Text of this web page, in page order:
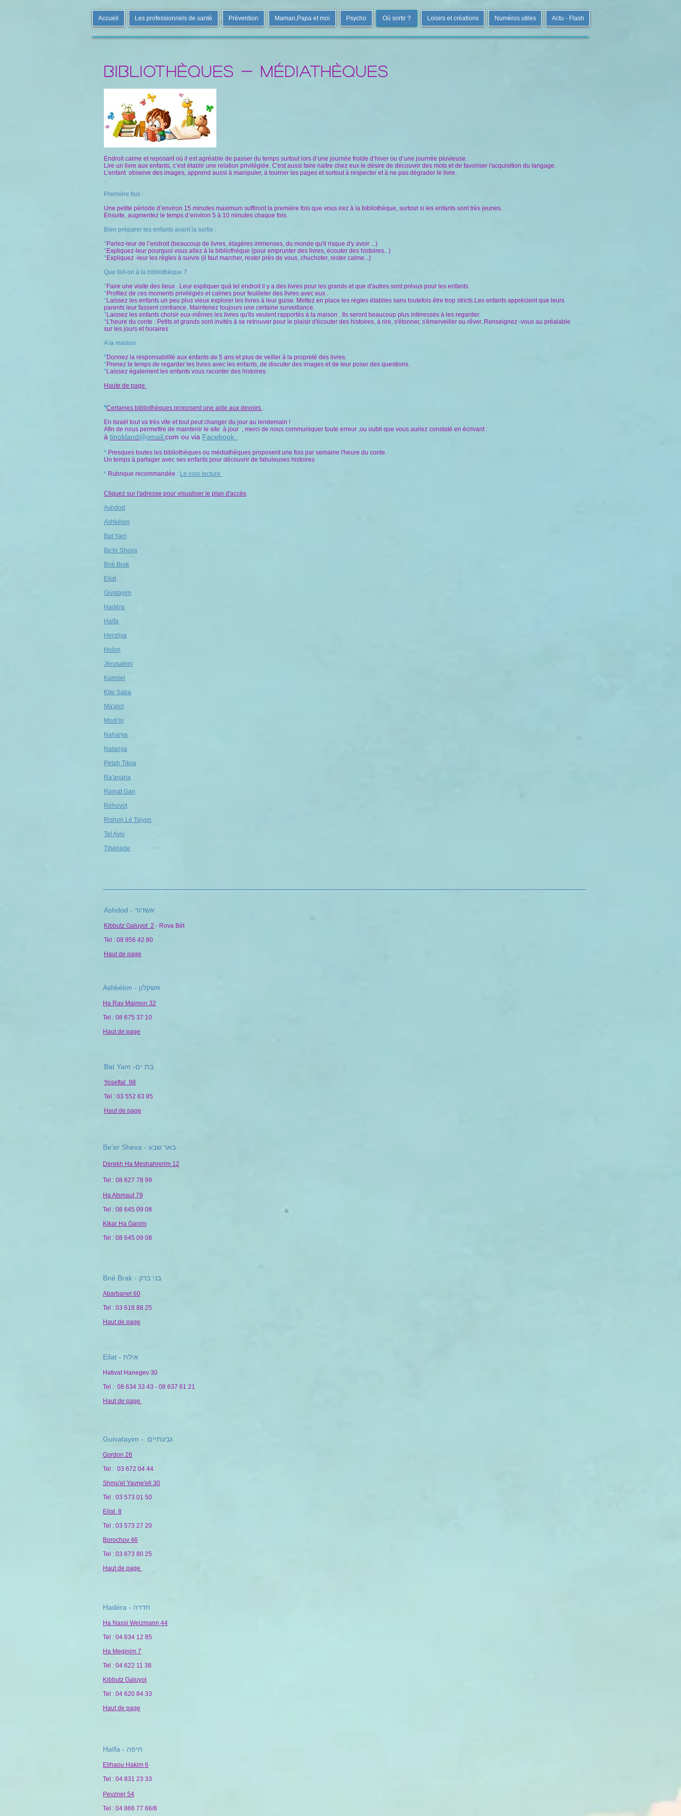
Accueil Les professionnels de santé Prévention Maman,Papa et moi Psycho Où sortir ? Loisirs et créations Numéros utiles Actu - Flash
bibliothèques - Médiathèques
Endroit calme et reposant où il est agréable de passer du temps surtout lors d’une journée froide d’hiver ou d’une journée pluvieuse.
Lire un livre aux enfants, c’est établir une relation privilégiée. C'est aussi faire naitre chez eux le désire de découvrir des mots et de favoriser l'acquisition du langage.
L’enfant observe des images, apprend aussi à manipuler, à tourner les pages et surtout à respecter et à ne pas dégrader le livre.
.
Première fois :
Une petite période d’environ 15 minutes maximum suffiront la première fois que vous irez à la bibliothèque, surtout si les enfants sont très jeunes.
Ensuite, augmentez le temps d’environ 5 à 10 minutes chaque fois.
Bien préparer les enfants avant la sortie :
° Parlez-leur de l’endroit (beaucoup de livres, étagères immenses, du monde qu'il risque d'y avoir ...)
° Expliquez-leur pourquoi vous allez à la bibliothèque (pour emprunter des livres, écouter des histoires.. )
° Expliquez -leur les règles à suivre (il faut marcher, rester près de vous, chuchoter, rester calme...)
Que fait-on à la bibliothèque ?
° Faire une visite des lieux . Leur expliquer quà tel endroit il y a des livres pour les grands et que d'autres sont prévus pour les enfants.
° Profitez de ces moments privilégiés et calmes pour feuilleter des livres avec eux .
° Laissez les enfants un peu plus vieux explorer les livres à leur guise. Mettez en place les règles établies sans toutefois être trop stricts.Les enfants apprécient que leurs
parents leur fassent confiance. Maintenez toujours une certaine surveillance.
° Laissez les enfants choisir eux-mêmes les livres qu'ils veulent rapportés à la maison . Ils seront beaucoup plus intéressés à les regarder.
° L'heure du conte : Petits et grands sont invités à se retrouver pour le plaisir d'écouter des histoires, à rire, s'étonner, s'émerveiller ou rêver..Renseignez -vous au préalable
sur les jours et horaires
A la maison
° Donnez la responsabilité aux enfants de 5 ans et plus de veiller à la propreté des livres.
° Prenez le temps de regarder les livres avec les enfants, de discuter des images et de leur poser des questions.
° Laissez également les enfants vous raconter des histoires.
Haute de page
*Certaines bibliothèques proposent une aide aux devoirs .
En Israël tout va très vite et tout peut changer du jour au lendemain !
Afin de nous permettre de maintenir le site à jour , merci de nous communiquer toute erreur ,ou oubli que vous auriez constaté en écrivant :
à tinokland@gmail com ou via Facebook
* Presques toutes les bibliothèques ou médiathèques proposent une fois par semaine l'heure du conte.
Un temps à partager avec ses enfants pour découvrir de fabuleuses histoires
* Rubrique recommandée : Le coin lecture
Cliquez sur l'adresse pour visualiser le plan d'accès
Ashdod
Ashkélon
Bat Yam
Be'er Sheva
Bné Brak
Eilat
Givatayim
​Hadéra
Haïfa
Herzliya
Holon
Jérusalem
Karmiel
Kfar Saba
Ma'alot
Modi'in
Naharya
Natanya
Petah Tikva
Ra'anana
Ramat Gan
Réhovot
Rishon Lé Tsiyon
Tel Aviv
Tiberiade
Ashdod - אשדוד
Kibbutz Galuyot 2 - Rova Bèt
Tel : 08 856 42 80
Haut de page
Ashkélon - אשקלון
Ha Rav Maimon 32
Tel : 08 675 37 10
Haut de page
Bat Yam -בת ים
Yoseftal 98
Tel : 03 552 63 85
Haut de page
Be'er Sheva - באר שבע
Derekh Ha Meshahrerim 12
Tel : 08 627 78 99
Ha Atsmaut 79
Tel : 08 645 09 08
Kikar Ha Ganim
Tel : 08 645 09 08
Bné Brak - בני ברק
Abarbanel 60
Tel : 03 618 88 25
Haut de page
Eilat - אילת
Hativat Hanegev 30
Tel : 08 634 33 43 - 08 637 61 21
Haut de page
Guivatayim - גבעתיים
Gordon 26
Tel : 03 672 04 44
Shmu'el Yavne'eli 30
Tel : 03 573 01 50
Eilat 8
Tel : 03 573 27 20
Borochov 46
Tel : 03 673 80 25
Haut de page
Hadéra - חדרה
Ha Nassi Weizmann 44
Tel : 04 634 12 85
Ha Meginim 7
Tel : 04 622 11 38
Kibbutz Galuyot
Tel : 04 620 84 33
Haut de page
Haïfa - חיפה
Elihaou Hakim 6
Tel : 04 831 23 33
Pevzner 54
Tel : 04 866 77 66/8